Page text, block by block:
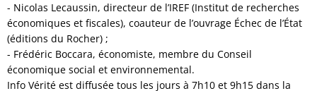
- Nicolas Lecaussin, directeur de l’IREF (Institut de recherches
économiques et fiscales), coauteur de l’ouvrage Échec de l’État
(éditions du Rocher) ;
- Frédéric Boccara, économiste, membre du Conseil
économique social et environnemental.
Info Vérité est diffusée tous les jours à 7h10 et 9h15 dans la